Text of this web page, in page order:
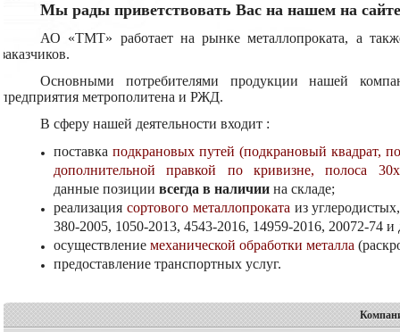
Мы рады приветствовать Вас на нашем на
АО «ТМТ» работает на рынке металлопроката, а
заказчиков.
Основными потребителями продукции нашей
предприятия метрополитена и РЖД.
В сферу нашей деятельности входит :
поставкаподкрановых путей (подкрановый квадрат,
дополнительной правкой по кривизне, полоса
данные позиции всегда в наличии на складе;
реализация сортового металлопроката из
380-2005, 1050-2013, 4543-2016, 14959-2016, 20072-74 и
осуществление механической обработки металла
предоставление транспортных услуг.